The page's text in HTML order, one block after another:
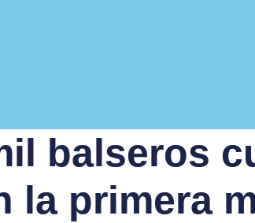
balseros
la primera